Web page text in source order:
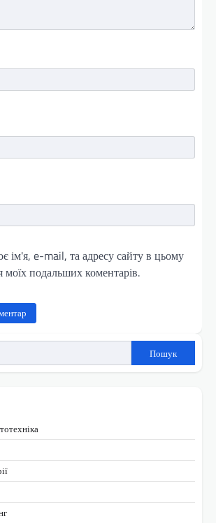
ім'я, e-mail, та адресу сайту в цьому
моїх подальших коментарів.
Пошук